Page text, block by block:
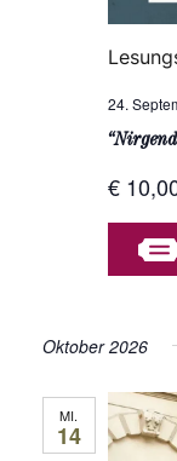
24.
€
Oktober 2026
MI.
14